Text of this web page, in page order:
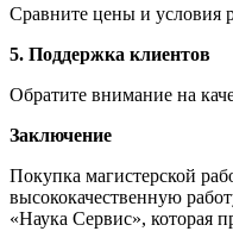
Сравните цены и условия
5. Поддержка клиентов
Обратите внимание на
Заключение
Покупка магистерской
высококачественную
«Наука Сервис», которая